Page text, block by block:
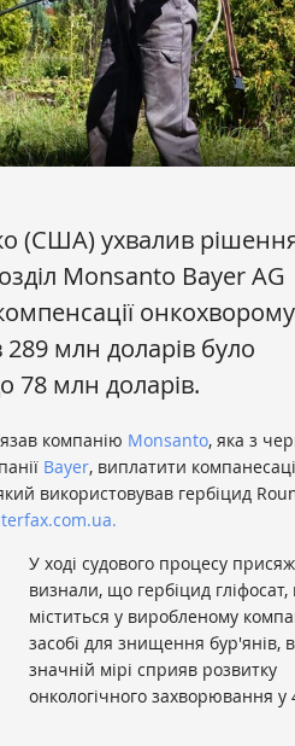
(США) ухвалив
Monsanto Bayer AG
онкохворому
млн доларів було
млн доларів.
компанію Monsanto, яка з
Bayer, виплатити
використовував гербіцид
У ході судового процесу
визнали, що гербіцид
міститься у виробленому
засобі для знищення бур'янів, в
значній мірі сприяв розвитку
онкологічного захворювання у